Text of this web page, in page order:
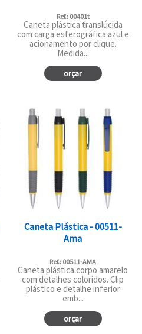
Ref.: 00401t
Caneta plástica translúcida
com carga esferográfica azul e
acionamento por clique.
Medida...
orçar
Caneta Plástica - 00511-
Ama
Ref.: 00511-AMA
Caneta plástica corpo amarelo
com detalhes coloridos. Clip
plástico e detalhe inferior
emb...
orçar